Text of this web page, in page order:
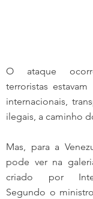
O ataque
terroristas
internacionais,
ilegais, a caminho
Mas, para a
pode ver na
criado por
Segundo o